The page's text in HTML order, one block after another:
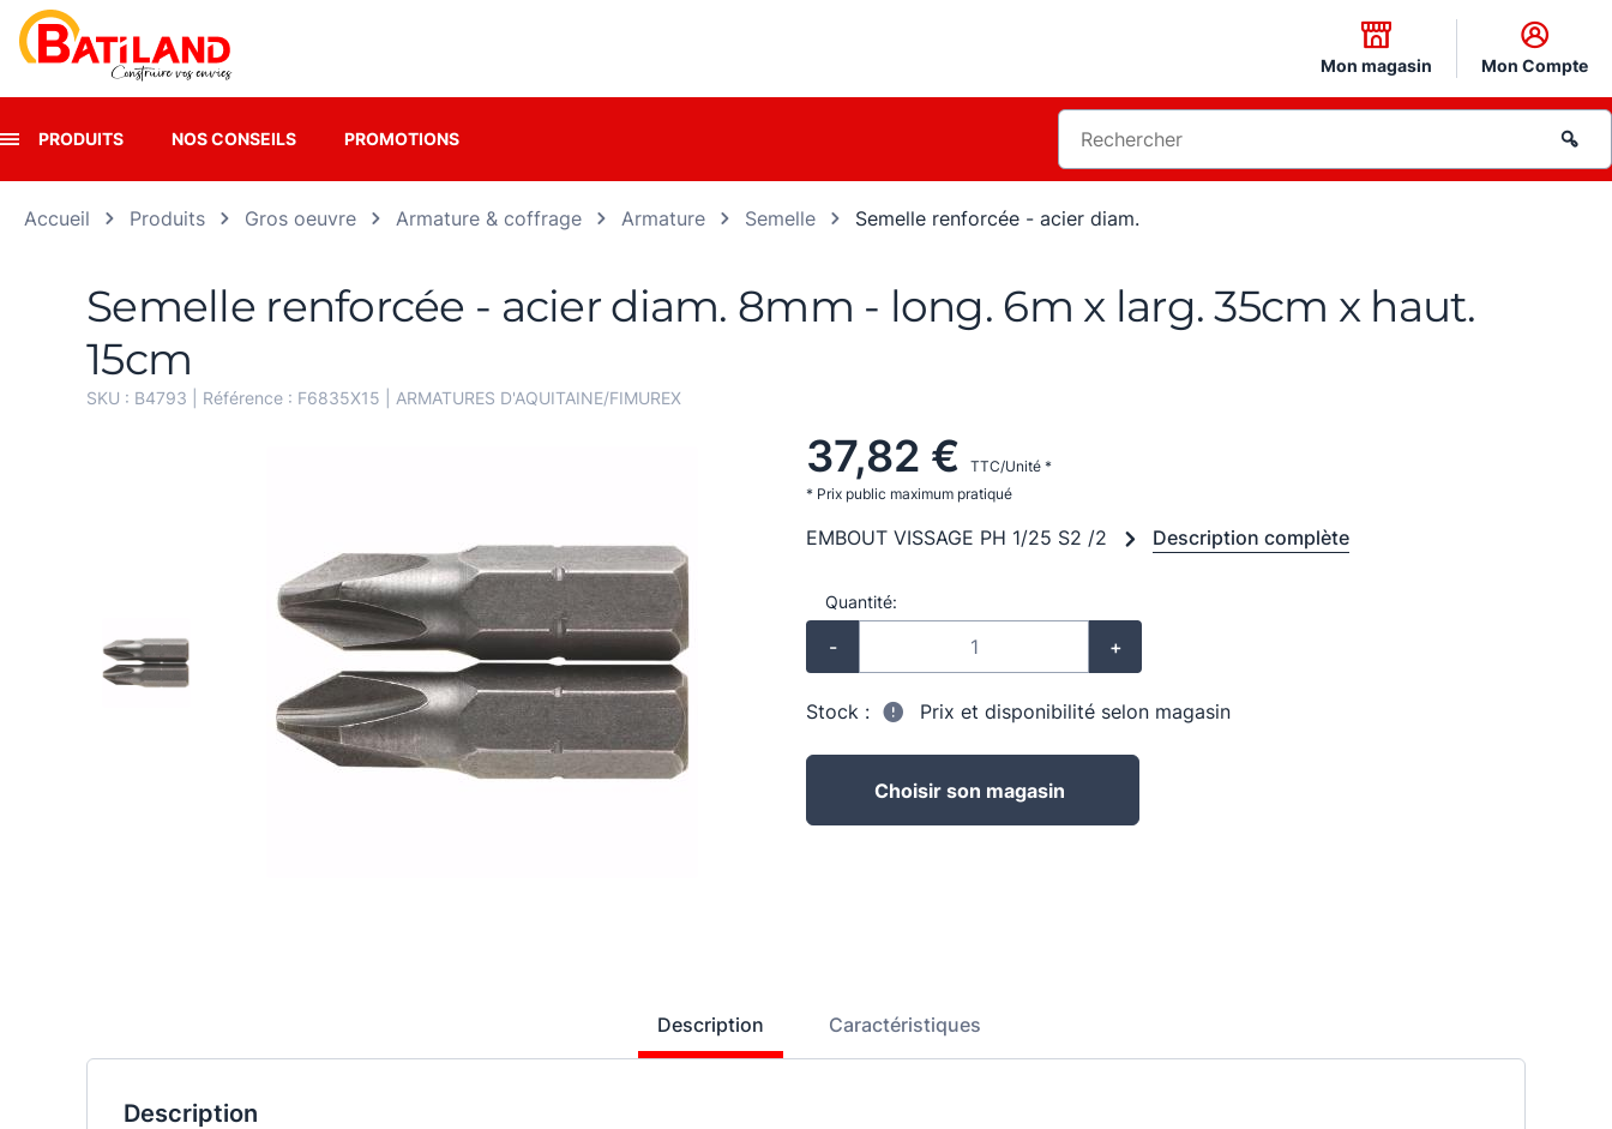
Mon magasin Mon Compte
PRODUITS NOS CONSEILS PROMOTIONS
Accueil Produits Gros oeuvre Armature & coffrage Armature Semelle Semelle renforcée - acier diam.
Semelle renforcée - acier diam. 8mm - long. 6m x larg. 35cm x haut.
15cm
SKU : B4793 | Référence : F6835X15 ARMATURES D'AQUITAINE/FIMUREX
37,82 €
TTC/Unité *
* Prix public maximum pratiqué
EMBOUT VISSAGE PH 1/25 S2 /2 Description complète
Quantité:
- +
Stock : Prix et disponibilité selon magasin
Choisir son magasin
Description Caractéristiques
Description
Panneau de gestion des cookies